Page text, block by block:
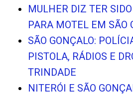
MULHER DIZ TER
PARA MOTEL EM SÃO
SÃO GONÇALO:
PISTOLA, RÁDIOS E
TRINDADE
NITERÓI E SÃO